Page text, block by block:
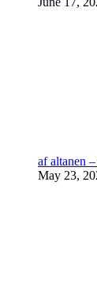
af altanen
May 23,